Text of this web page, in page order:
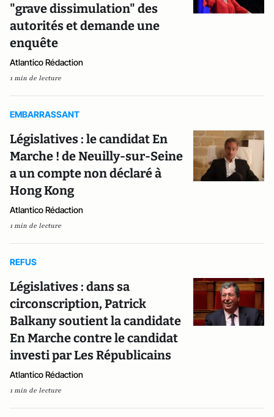
"grave dissimulation" des
autorités et demande une
enquête
Atlantico Rédaction
1 min de lecture
EMBARRASSANT
Législatives : le candidat En
Marche ! de Neuilly-sur-Seine
a un compte non déclaré à
Hong Kong
Atlantico Rédaction
1 min de lecture
REFUS
Législatives : dans sa
circonscription, Patrick
Balkany soutient la candidate
En Marche contre le candidat
investi par Les Républicains
Atlantico Rédaction
1 min de lecture